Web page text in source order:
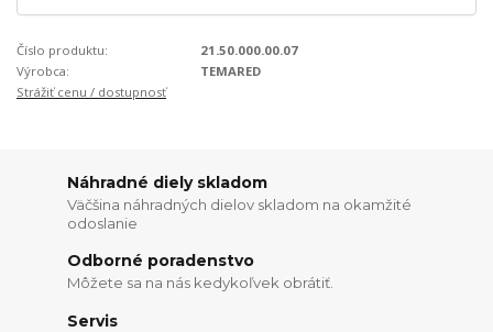
Číslo produktu:
21.50.000.00.07
Výrobca:
TEMARED
Strážiť cenu / dostupnosť
Náhradné diely skladom
Väčšina náhradných dielov skladom na okamžité
odoslanie
Odborné poradenstvo
Môžete sa na nás kedykoľvek obrátiť.
Servis